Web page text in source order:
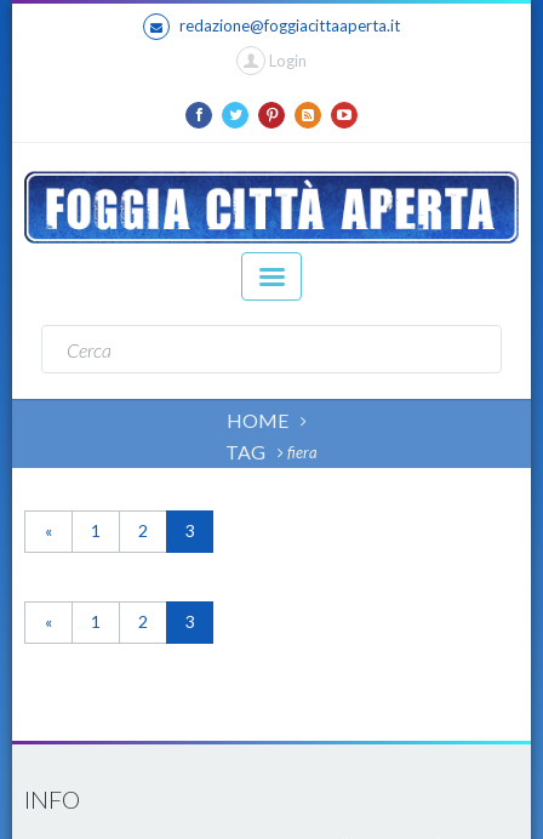
redazione@foggiacittaaperta.it
Login
HOME
TAG
fiera
« 1 2 3
« 1 2 3
INFO